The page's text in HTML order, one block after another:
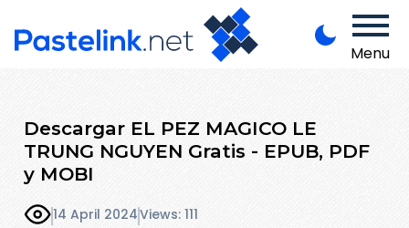
Menu
Descargar EL PEZ MAGICO LE
TRUNG NGUYEN Gratis - EPUB, PDF
y MOBI
14 April 2024Views: 111